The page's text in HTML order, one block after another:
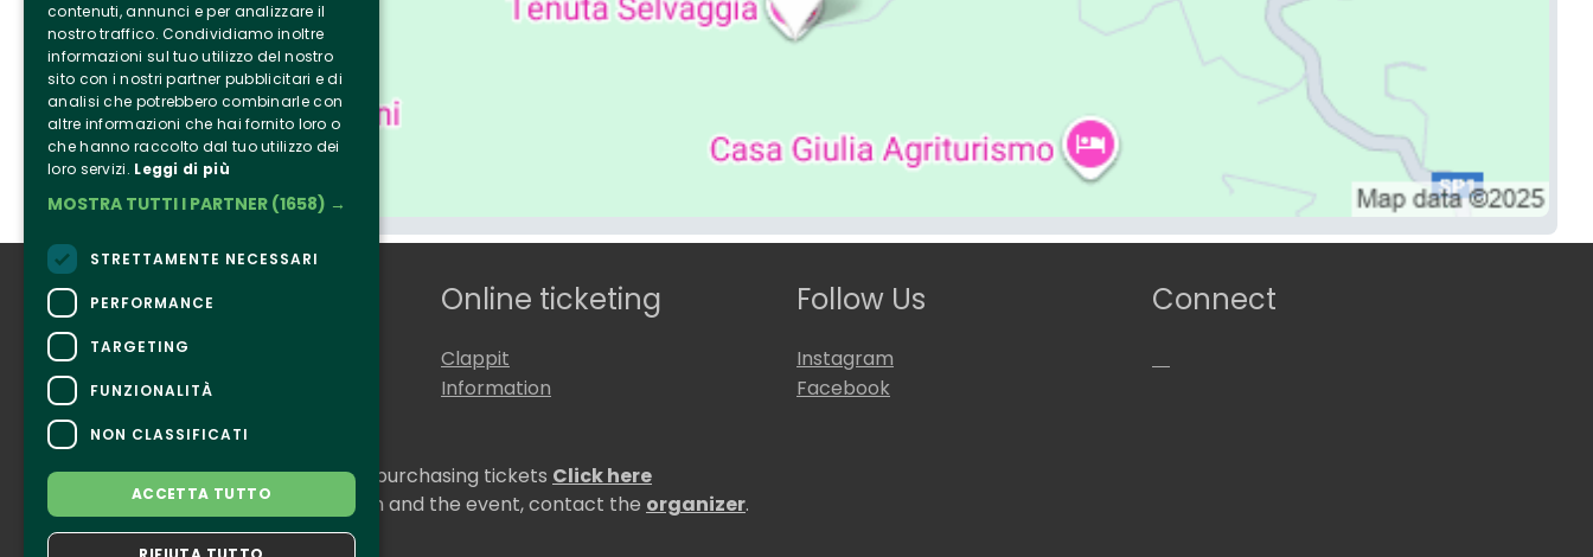
Who we are
Tenuta Selvaggia
Contacts
Online ticketing
Clappit
Information
Follow Us
Instagram
Facebook
Connect
CONTACTS
For information and support in purchasing tickets Click here
For information on the program and the event, contact the organizer.
Accessibility statement
contenuti, annunci e per analizzare il
nostro traffico. Condividiamo inoltre
informazioni sul tuo utilizzo del nostro
sito con i nostri partner pubblicitari e di
analisi che potrebbero combinarle con
altre informazioni che hai fornito loro o
che hanno raccolto dal tuo utilizzo dei
loro servizi. Leggi di più
MOSTRA TUTTI I PARTNER (1658) →
STRETTAMENTE NECESSARI
PERFORMANCE
TARGETING
FUNZIONALITÀ
NON CLASSIFICATI
ACCETTA TUTTO